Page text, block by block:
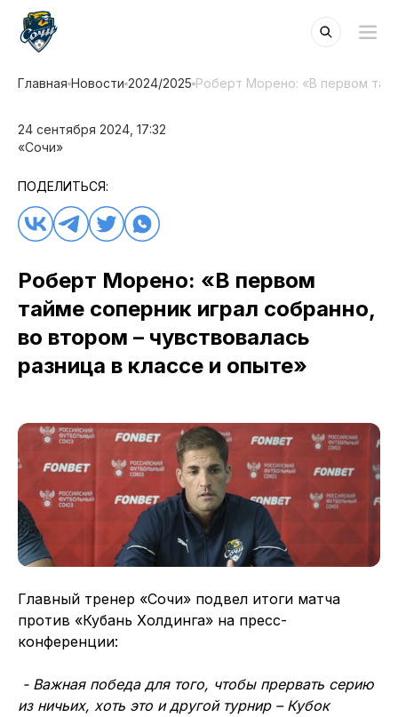
Главная Новости 2024/2025 Роберт Морено: «В первом
24 сентября 2024, 17:32
«Сочи»
ПОДЕЛИТЬСЯ:
Роберт Морено: «В первом
тайме соперник играл собранно,
во втором – чувствовалась
разница в классе и опыте»
Главный тренер «Сочи» подвел итоги матча
против «Кубань Холдинга» на пресс-
конференции:
- Важная победа для того, чтобы прервать серию
из ничьих, хоть это и другой турнир – Кубок